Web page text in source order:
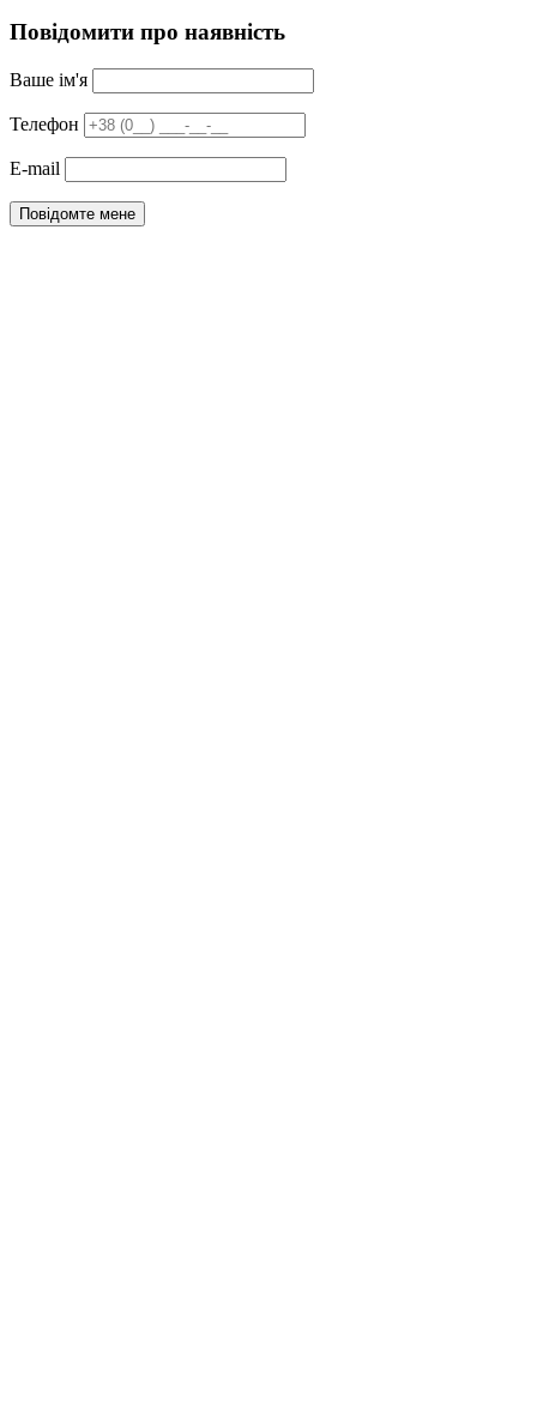
Повідомити про наявність
Ваше ім'я
Телефон
E-mail
Повідомте мене